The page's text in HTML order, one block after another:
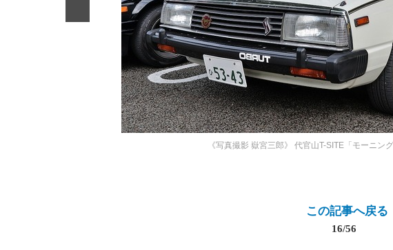
《写真撮影 嶽宮三郎》 代官山T-SITE「モーニン
この記事へ戻る
16/56